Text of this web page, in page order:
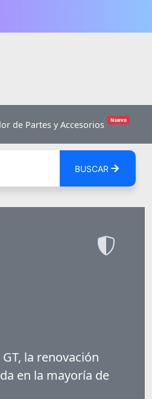
de Partes y Accesorios Nuevo
BUSCAR
la renovación
en la mayoría de